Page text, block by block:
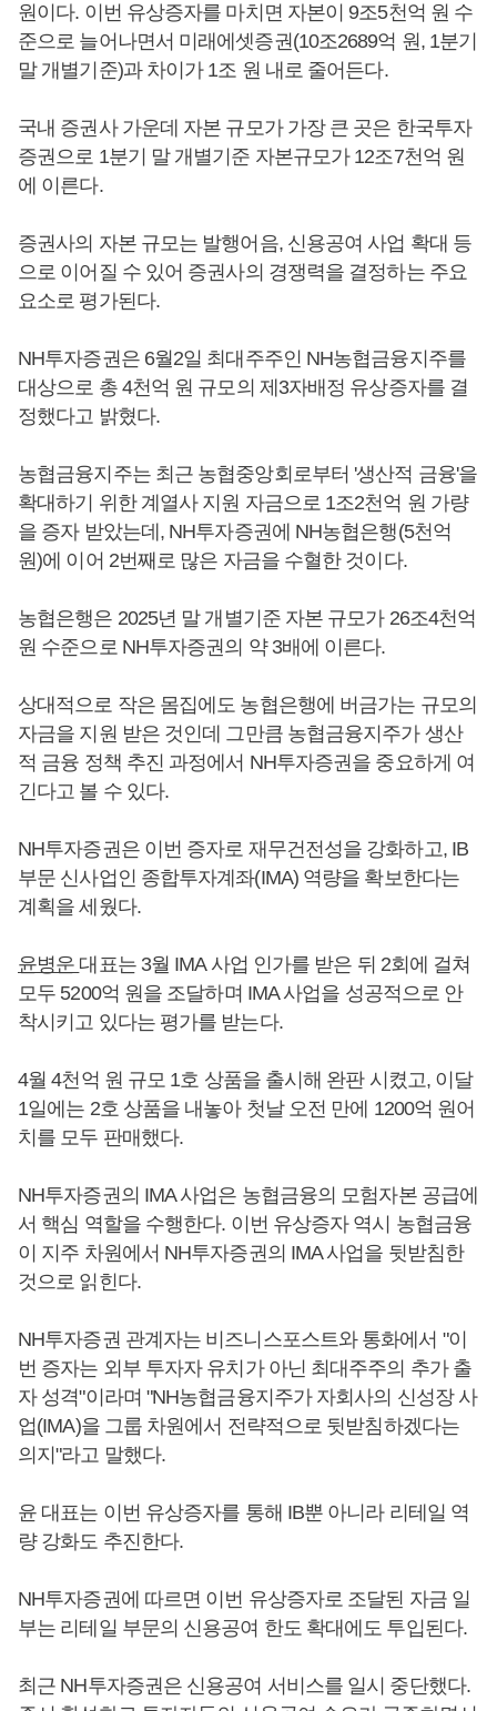
원이다. 이번 유상증자를 마치면 자본이 9조5천억 원 수
준으로 늘어나면서 미래에셋증권(10조2689억 원, 1분기
말 개별기준)과 차이가 1조 원 내로 줄어든다.
국내 증권사 가운데 자본 규모가 가장 큰 곳은 한국투자
증권으로 1분기 말 개별기준 자본규모가 12조7천억 원
에 이른다.
증권사의 자본 규모는 발행어음, 신용공여 사업 확대 등
으로 이어질 수 있어 증권사의 경쟁력을 결정하는 주요
요소로 평가된다.
NH투자증권은 6월2일 최대주주인 NH농협금융지주를
대상으로 총 4천억 원 규모의 제3자배정 유상증자를 결
정했다고 밝혔다.
농협금융지주는 최근 농협중앙회로부터 '생산적 금융'을
확대하기 위한 계열사 지원 자금으로 1조2천억 원 가량
을 증자 받았는데, NH투자증권에 NH농협은행(5천억
원)에 이어 2번째로 많은 자금을 수혈한 것이다.
농협은행은 2025년 말 개별기준 자본 규모가 26조4천억
원 수준으로 NH투자증권의 약 3배에 이른다.
상대적으로 작은 몸집에도 농협은행에 버금가는 규모의
자금을 지원 받은 것인데 그만큼 농협금융지주가 생산
적 금융 정책 추진 과정에서 NH투자증권을 중요하게 여
긴다고 볼 수 있다.
NH투자증권은 이번 증자로 재무건전성을 강화하고, IB
부문 신사업인 종합투자계좌(IMA) 역량을 확보한다는
계획을 세웠다.
윤병운 대표는 3월 IMA 사업 인가를 받은 뒤 2회에 걸쳐
모두 5200억 원을 조달하며 IMA 사업을 성공적으로 안
착시키고 있다는 평가를 받는다.
4월 4천억 원 규모 1호 상품을 출시해 완판 시켰고, 이달
1일에는 2호 상품을 내놓아 첫날 오전 만에 1200억 원어
치를 모두 판매했다.
NH투자증권의 IMA 사업은 농협금융의 모험자본 공급에
서 핵심 역할을 수행한다. 이번 유상증자 역시 농협금융
이 지주 차원에서 NH투자증권의 IMA 사업을 뒷받침한
것으로 읽힌다.
NH투자증권 관계자는 비즈니스포스트와 통화에서 "이
번 증자는 외부 투자자 유치가 아닌 최대주주의 추가 출
자 성격"이라며 "NH농협금융지주가 자회사의 신성장 사
업(IMA)을 그룹 차원에서 전략적으로 뒷받침하겠다는
의지"라고 말했다.
윤 대표는 이번 유상증자를 통해 IB뿐 아니라 리테일 역
량 강화도 추진한다.
NH투자증권에 따르면 이번 유상증자로 조달된 자금 일
부는 리테일 부문의 신용공여 한도 확대에도 투입된다.
최근 NH투자증권은 신용공여 서비스를 일시 중단했다.